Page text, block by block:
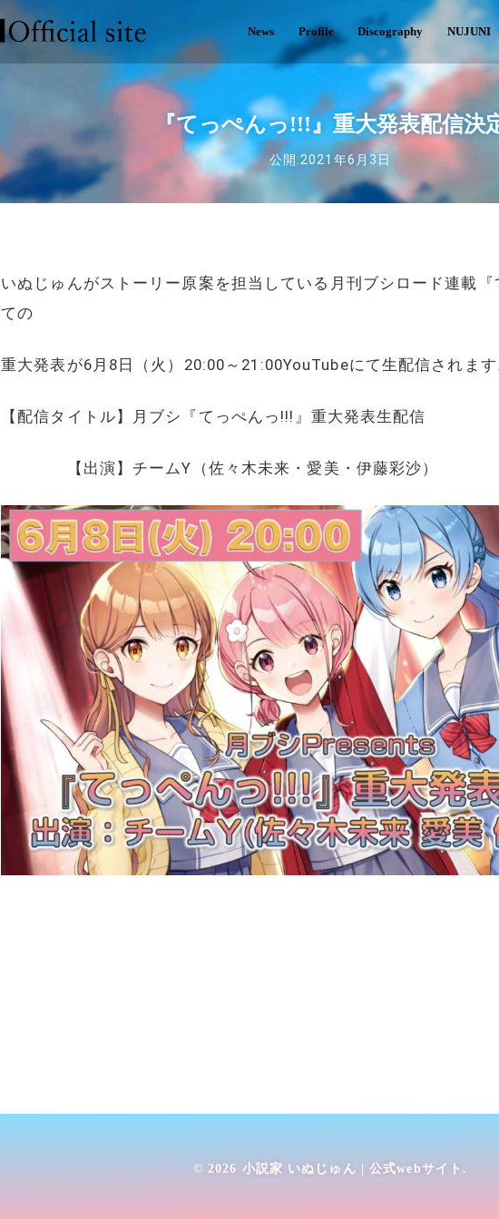
News Profile Discography NUJUNI
『てっぺんっ!!!』重大発表配信決
公開:2021年6月3日
いぬじゅんがストーリー原案を担当している月刊ブシロード連載
ての
重大発表が6月8日（火）20:00～21:00YouTubeにて生配信されます
【配信タイトル】月ブシ『てっぺんっ!!!』重大発表生配信
【出演】チームY（佐々木未来・愛美・伊藤彩沙）
© 2026 小説家 いぬじゅん | 公式webサイト .